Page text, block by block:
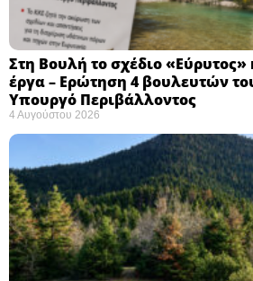
Στη Βουλή το σχέδιο «Εύρυτος»
έργα – Ερώτηση 4 βουλευτών
Υπουργό Περιβάλλοντος
4 Αυγούστου 2026